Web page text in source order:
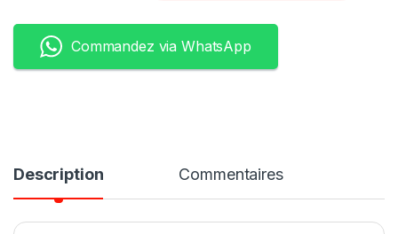
Commandez via WhatsApp
Description Commentaires